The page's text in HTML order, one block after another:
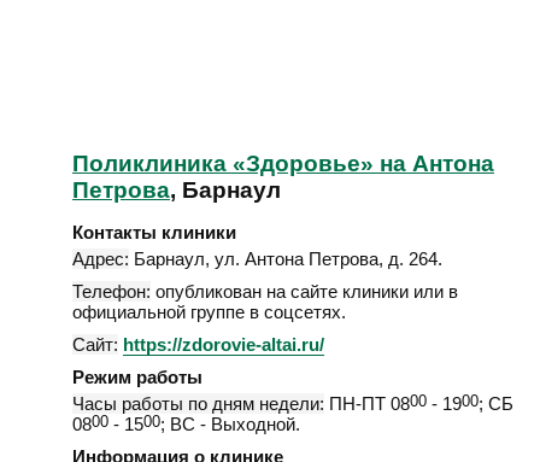
Поликлиника «Здоровье» на Антона
Петрова, Барнаул
Контакты клиники
Адрес: Барнаул, ул. Антона Петрова, д. 264.
Телефон: опубликован на сайте клиники или в
официальной группе в соцсетях.
Сайт: https://zdorovie-altai.ru/
Режим работы
Часы работы по дням недели: ПН-ПТ 0800 - 1900; СБ
0800 - 1500; ВС - Выходной.
Информация о клинике